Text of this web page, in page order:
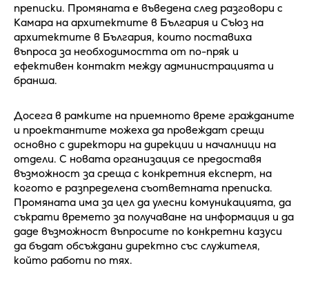
преписки. Промяната е въведена след разговори с
Камара на архитектите в България и Съюз на
архитектите в България, които поставиха
въпроса за необходимостта от по-пряк и
ефективен контакт между администрацията и
бранша.
Досега в рамките на приемното време гражданите
и проектантите можеха да провеждат срещи
основно с директори на дирекции и началници на
отдели. С новата организация се предоставя
възможност за среща с конкретния експерт, на
когото е разпределена съответната преписка.
Промяната има за цел да улесни комуникацията, да
съкрати времето за получаване на информация и да
даде възможност въпросите по конкретни казуси
да бъдат обсъждани директно със служителя,
който работи по тях.